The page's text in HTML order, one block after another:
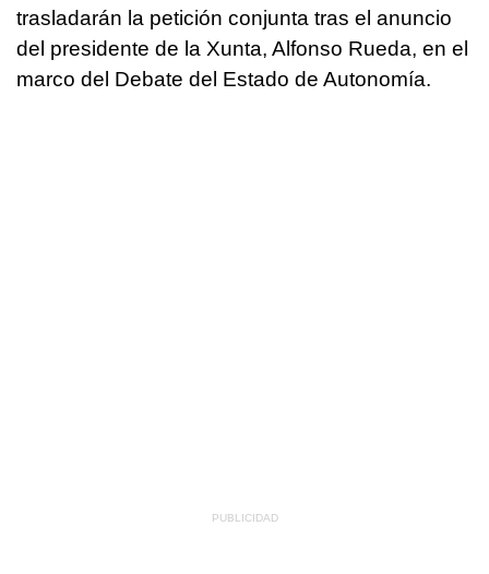
trasladarán la petición conjunta tras el anuncio
del presidente de la Xunta, Alfonso Rueda, en el
marco del Debate del Estado de Autonomía.